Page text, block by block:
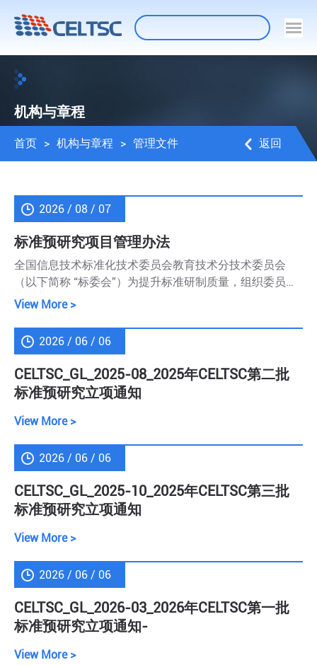
机构与章程
首页 > 机构与章程 > 管理文件 返回
2026 / 08 / 07
标准预研究项目管理办法
全国信息技术标准化技术委员会教育技术分技术委员会
（以下简称 “标委会”）为提升标准研制质量，组织委员开
展标准预研究项目工作。为规范标准预研究项目全流程管
View More >
2026 / 06 / 06
CELTSC_GL_2025-08_2025年CELTSC第二批
标准预研究立项通知
View More >
2026 / 06 / 06
CELTSC_GL_2025-10_2025年CELTSC第三批
标准预研究立项通知
View More >
2026 / 06 / 06
CELTSC_GL_2026-03_2026年CELTSC第一批
标准预研究立项通知-
View More >